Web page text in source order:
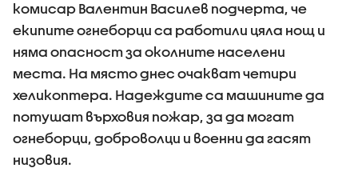
комисар Валентин Василев подчерта, че
екипите огнеборци са работили цяла нощ и
няма опасност за околните населени
места. На място днес очакват четири
хеликоптера. Надеждите са машините да
потушат върховия пожар, за да могат
огнеборци, доброволци и военни да гасят
низовия.